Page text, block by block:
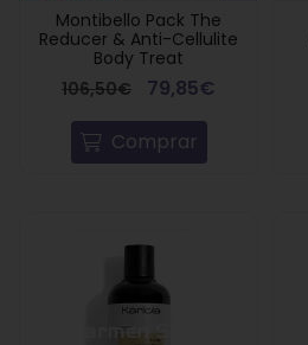
Montibello Pack The
Reducer & Anti-Cellulite
Body Treat
106,50€
79,85€
Comprar